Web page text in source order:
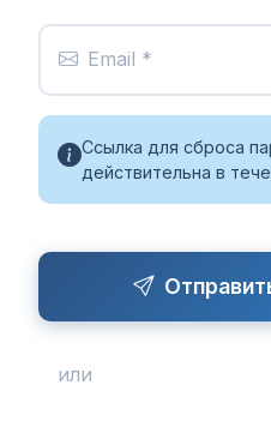
Email *
Ссылка для сброса
действительна в
или